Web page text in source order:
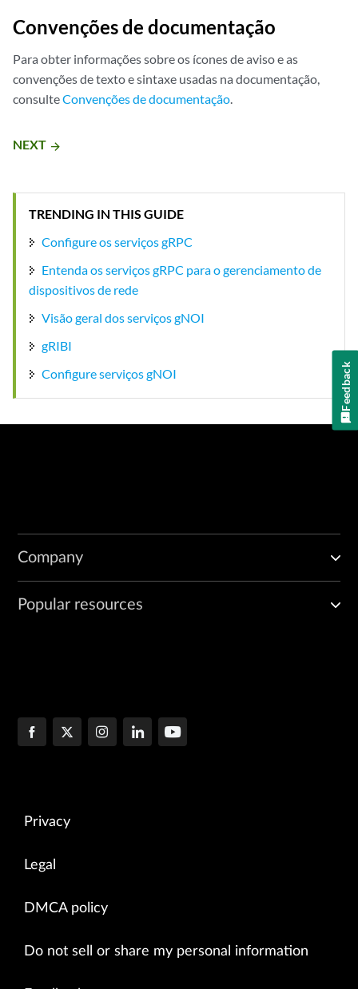
Convenções de documentação
Para obter informações sobre os ícones de aviso e as
convenções de texto e sintaxe usadas na documentação,
consulteConvenções de documentação.
NEXT arrow_forward
TRENDING IN THIS GUIDE
Configure os serviços gRPC
Entenda os serviços gRPC para o gerenciamento de
dispositivos de rede
Visão geral dos serviços gNOI
gRIBI
Configure serviços gNOI
Company
Popular resources
Privacy
Legal
DMCA policy
Do not sell or share my personal information
Feedback